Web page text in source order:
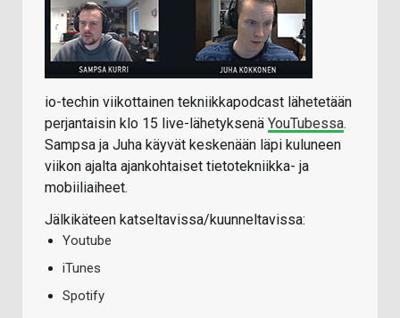
io-techin viikottainen tekniikkapodcast lähetetään
perjantaisin klo 15 live-lähetyksenä YouTubessa.
Sampsa ja Juha käyvät keskenään läpi kuluneen
viikon ajalta ajankohtaiset tietotekniikka- ja
mobiiliaiheet.
Jälkikäteen katseltavissa/kuunneltavissa:
Youtube
iTunes
Spotify